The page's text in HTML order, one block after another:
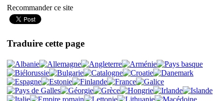
Recommander ce site
Traduire cette page